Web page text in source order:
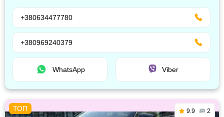
+380634477780
+380969240379
WhatsApp Viber
9.9 2